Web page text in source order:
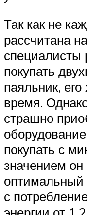
Так как не
рассчитана
специалисты
покупать
паяльник, его
время.
страшно
покупать с
значением он
оптимальный
с